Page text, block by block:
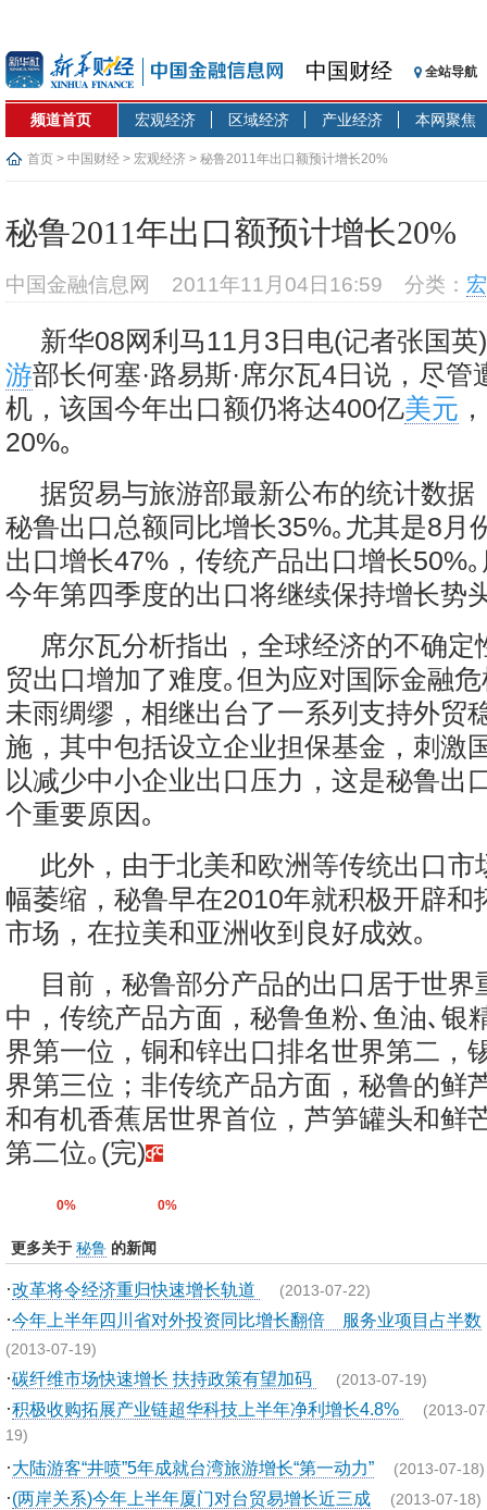
中国财经 全站导航
频道首页 宏观经济 区域经济 产业经济 本网聚焦
首页 > 中国财经 > 宏观经济 > 秘鲁2011年出口额预计增长20%
秘鲁2011年出口额预计增长20%
中国金融信息网 2011年11月04日16:59 分类：
新华08网利马11月3日电(记者张国英
游部长何塞·路易斯·席尔瓦4日说，尽管
机，该国今年出口额仍将达400亿美元
20%｡
据贸易与旅游部最新公布的统计数据
秘鲁出口总额同比增长35%｡尤其是8月
出口增长47%，传统产品出口增长50%
今年第四季度的出口将继续保持增长势
席尔瓦分析指出，全球经济的不确定
贸出口增加了难度｡但为应对国际金融
未雨绸缪，相继出台了一系列支持外贸
施，其中包括设立企业担保基金，刺激
以减少中小企业出口压力，这是秘鲁出
个重要原因｡
此外，由于北美和欧洲等传统出口市
幅萎缩，秘鲁早在2010年就积极开辟和
市场，在拉美和亚洲收到良好成效｡
目前，秘鲁部分产品的出口居于世界
中，传统产品方面，秘鲁鱼粉､鱼油､银
界第一位，铜和锌出口排名世界第二，
界第三位；非传统产品方面，秘鲁的鲜
和有机香蕉居世界首位，芦笋罐头和鲜
第二位｡(完)
0% 0%
更多关于 秘鲁 的新闻
·改革将令经济重归快速增长轨道 (2013-07-22)
·今年上半年四川省对外投资同比增长翻倍 服务业项目占半数
(2013-07-19)
·碳纤维市场快速增长 扶持政策有望加码 (2013-07-19)
·积极收购拓展产业链超华科技上半年净利增长4.8% (2013-
19)
·大陆游客“井喷”5年成就台湾旅游增长“第一动力” (2013-07-18)
·(两岸关系)今年上半年厦门对台贸易增长近三成 (2013-07-18)